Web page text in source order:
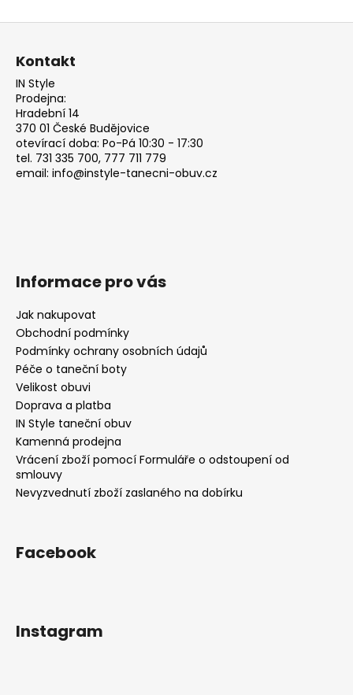
Z
Kontakt
IN Style
Prodejna:
Hradební 14
370 01 České Budějovice
otevírací doba: Po-Pá 10:30 - 17:30
tel. 731 335 700, 777 711 779
email: info@instyle-tanecni-obuv.cz
Informace pro vás
Jak nakupovat
Obchodní podmínky
Podmínky ochrany osobních údajů
Péče o taneční boty
Velikost obuvi
Doprava a platba
IN Style taneční obuv
Kamenná prodejna
Vrácení zboží pomocí Formuláře o odstoupení od
smlouvy
Nevyzvednutí zboží zaslaného na dobírku
Facebook
Instagram